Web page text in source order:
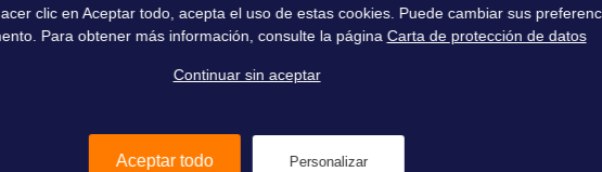
clic en Aceptar todo, acepta el uso de estas cookies. Puede cambiar sus
Para obtener más información, consulte la página Carta de protección de datos
Continuar sin aceptar
Aceptar todo Personalizar